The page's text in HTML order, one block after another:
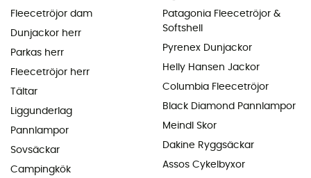
Fleecetröjor dam
Dunjackor herr
Parkas herr
Fleecetröjor herr
Tältar
Liggunderlag
Pannlampor
Sovsäckar
Campingkök
Patagonia Fleecetröjor &
Softshell
Pyrenex Dunjackor
Helly Hansen Jackor
Columbia Fleecetröjor
Black Diamond Pannlampor
Meindl Skor
Dakine Ryggsäckar
Assos Cykelbyxor